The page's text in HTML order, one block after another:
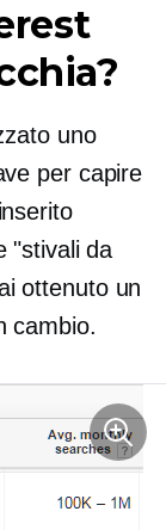
uno
per capire
"stivali da
ottenuto un
cambio.